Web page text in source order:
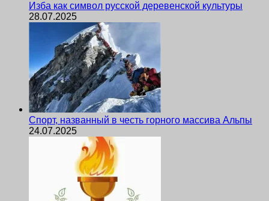
Изба как символ русской деревенской культуры
28.07.2025
Спорт, названный в честь горного массива Альпы
24.07.2025